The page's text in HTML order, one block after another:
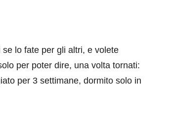
lo fate per gli altri, e volete
per poter dire, una volta tornati:
per 3 settimane, dormito solo in